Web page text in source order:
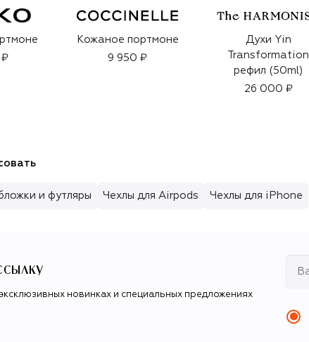
₽
Кожаное портмоне
9 950 ₽
Духи Yin
Transformation
рефил (50ml)
26 000 ₽
и футляры Чехлы для Airpods Чехлы для iPhone
новинках и специальных предложениях